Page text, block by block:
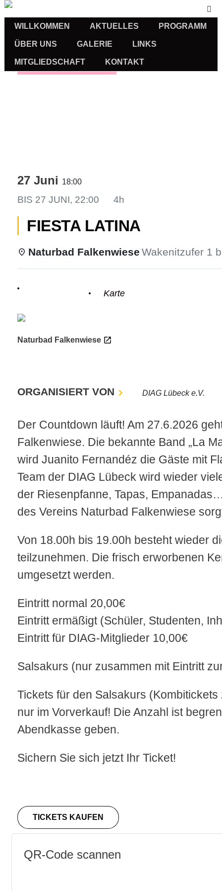
WILLKOMMEN AKTUELLES PROGRAMM
ÜBER UNS GALERIE LINKS
MITGLIEDSCHAFT KONTAKT
Veranstaltungen
27 Juni 18:00
BIS 27 JUNI, 22:00 4h
FIESTA LATINA
Naturbad Falkenwiese Wakenitzufer 1
Karte
Naturbad Falkenwiese
ORGANISIERT VON DIAG Lübeck e.V.
Der Countdown läuft! Am 27.6.2026
Falkenwiese. Die bekannte Band „La
wird Juanito Fernandéz die Gäste mit
Team der DIAG Lübeck wird wieder
der Riesenpfanne, Tapas,
des Vereins Naturbad Falkenwiese
Von 18.00h bis 19.00h besteht wieder
teilzunehmen. Die frisch erworbenen
umgesetzt werden.
Eintritt normal 20,00€
Eintritt ermäßigt (Schüler, Studenten,
Eintritt für DIAG-Mitglieder 10,00€
Salsakurs (nur zusammen mit Eintritt
Tickets für den Salsakurs
nur im Vorverkauf! Die Anzahl ist
Abendkasse geben.
Sichern Sie sich jetzt Ihr Ticket!
TICKETS KAUFEN
QR-Code scannen